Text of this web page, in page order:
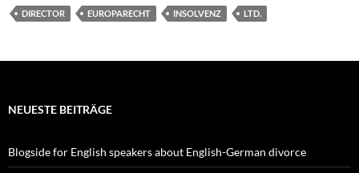
DIRECTOR EUROPARECHT INSOLVENZ LTD.
NEUESTE BEITRÄGE
Blogside for English speakers about English-German divorce